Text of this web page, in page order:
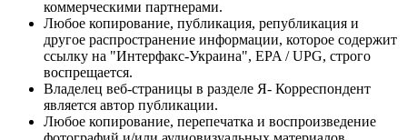
коммерческими партнерами.
Любое копирование, публикация, републикация и
другое распространение информации, которое содержит
ссылку на "Интерфакс-Украина", EPA / UPG, строго
воспрещается.
Владелец веб-страницы в разделе Я- Корреспондент
является автор публикации.
Любое копирование, перепечатка и воспроизведение